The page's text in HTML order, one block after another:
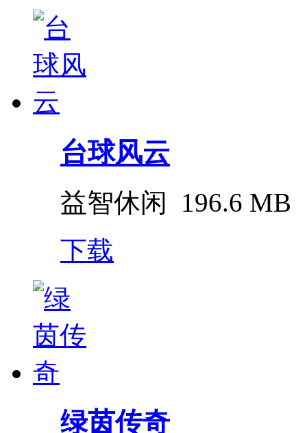
台球风云
益智休闲 196.6 MB
下载
绿茵传奇